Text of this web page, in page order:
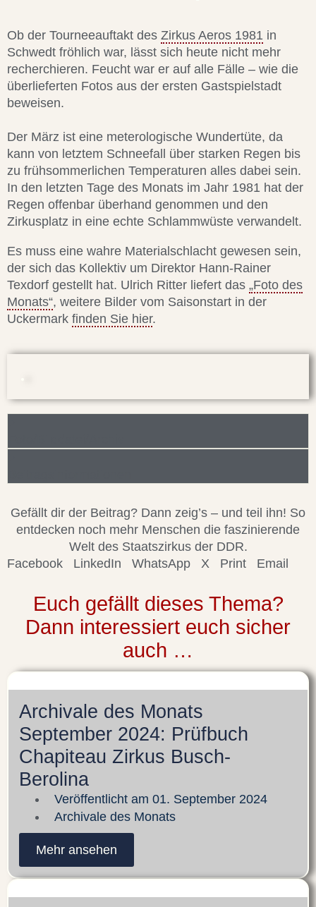
Ob der Tourneeauftakt des Zirkus Aeros 1981 in
Schwedt fröhlich war, lässt sich heute nicht mehr
recherchieren. Feucht war er auf alle Fälle – wie die
überlieferten Fotos aus der ersten Gastspielstadt
beweisen.
Der März ist eine meterologische Wundertüte, da
kann von letztem Schneefall über starken Regen bis
zu frühsommerlichen Temperaturen alles dabei sein.
In den letzten Tage des Monats im Jahr 1981 hat der
Regen offenbar überhand genommen und den
Zirkusplatz in eine echte Schlammwüste verwandelt.
Es muss eine wahre Materialschlacht gewesen sein,
der sich das Kollektiv um Direktor Hann-Rainer
Texdorf gestellt hat. Ulrich Ritter liefert das „Foto des
Monats“, weitere Bilder vom Saisonstart in der
Uckermark finden Sie hier.
Gefällt dir der Beitrag? Dann zeig’s – und teil ihn! So
entdecken noch mehr Menschen die faszinierende
Welt des Staatszirkus der DDR.
Facebook
LinkedIn WhatsApp X Print Email
Euch gefällt dieses Thema?
Dann interessiert euch sicher
auch …
Archivale des Monats
September 2024: Prüfbuch
Chapiteau Zirkus Busch-
Berolina
Veröffentlicht am 01. September 2024
Archivale des Monats
Mehr ansehen